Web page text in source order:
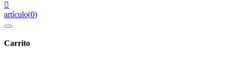

artículo(0)
Carrito